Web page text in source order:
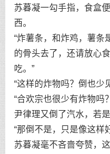
苏暮凝一勾手指，食盒
西。
“炸薯条，和炸鸡，薯条
的骨头去了，还请放心
吃。”
“这样的炸物吗？倒也少
“合欢宗也很少有炸物吗
尹律理又倒了汽水，若
“那倒不是，只是像这样
苏暮凝毫不吝啬夸赞，